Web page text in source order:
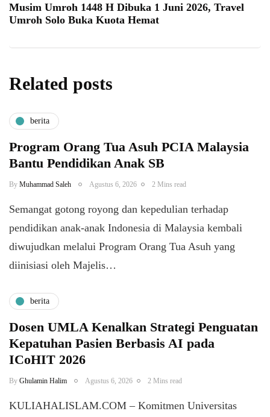
Musim Umroh 1448 H Dibuka 1 Juni 2026, Travel
Umroh Solo Buka Kuota Hemat
Related posts
berita
Program Orang Tua Asuh PCIA Malaysia
Bantu Pendidikan Anak SB
By Muhammad Saleh Agustus 6, 2026 2 Mins read
​Semangat gotong royong dan kepedulian terhadap
pendidikan anak-anak Indonesia di Malaysia kembali
diwujudkan melalui Program Orang Tua Asuh yang
diinisiasi oleh Majelis…
berita
Dosen UMLA Kenalkan Strategi Penguatan
Kepatuhan Pasien Berbasis AI pada
ICoHIT 2026
By Ghulamin Halim Agustus 6, 2026 2 Mins read
KULIAHALISLAM.COM – Komitmen Universitas